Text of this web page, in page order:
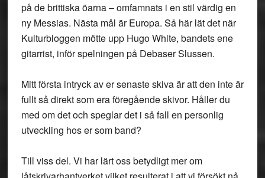
på de brittiska öarna – omfamnats i en stil värdig en
ny Messias. Nästa mål är Europa. Så här lät det när
Kulturbloggen mötte upp Hugo White, bandets ene
gitarrist, inför spelningen på Debaser Slussen.
Mitt första intryck av er senaste skiva är att den inte är
fullt så direkt som era föregående skivor. Håller du
med om det och speglar det i så fall en personlig
utveckling hos er som band?
Till viss del. Vi har lärt oss betydligt mer om